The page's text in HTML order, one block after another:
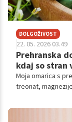
DOLGOŽIVOST
22. 05. 2026 03.49
Prehranska
kdaj so stran
Moja omarica s
treonat,
konkretnega